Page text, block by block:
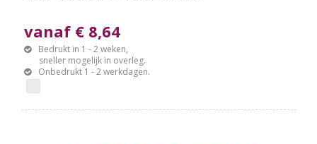
vanaf € 8,64
Bedrukt in 1 - 2 weken,
sneller mogelijk in overleg.
Onbedrukt 1 - 2 werkdagen.